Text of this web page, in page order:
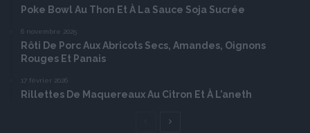
Poke Bowl Au Thon Et À La Sauce Soja Sucrée
6 novembre 2025
Rôti De Porc Aux Abricots Secs, Amandes, Oignons
Rouges Et Panais
17 février 2026
Rillettes De Maquereaux Au Citron Et À L’aneth
Page